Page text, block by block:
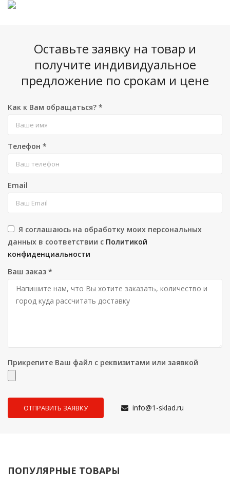
Оставьте заявку на товар и
получите индивидуальное
предложение по срокам и цене
Как к Вам обращаться? *
Телефон *
Email
Я соглашаюсь на обработку моих персональных
данных в соответствии с Политикой
конфиденциальности
Ваш заказ *
Прикрепите Ваш файл с реквизитами или заявкой
info@1-sklad.ru
ПОПУЛЯРНЫЕ ТОВАРЫ